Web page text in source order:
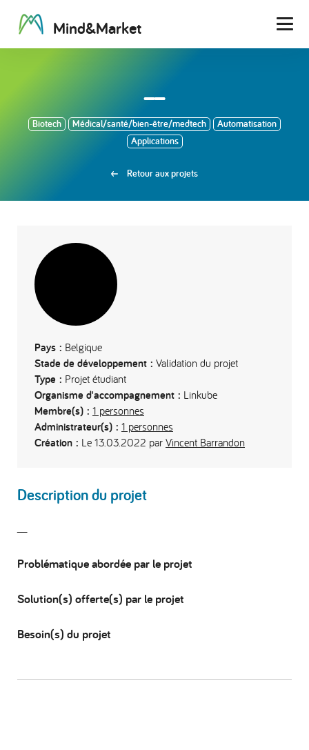
Mind&Market
__
Biotech Médical/santé/bien-être/medtech
Automatisation
Applications
Retour aux projets
Pays : Belgique
Stade de développement : Validation du projet
Type : Projet étudiant
Organisme d'accompagnement : Linkube
Membre(s) : 1 personnes
Administrateur(s) : 1 personnes
Création : Le 13.03.2022 par Vincent Barrandon
Description du projet
Problématique abordée par le projet
Solution(s) offerte(s) par le projet
Besoin(s) du projet